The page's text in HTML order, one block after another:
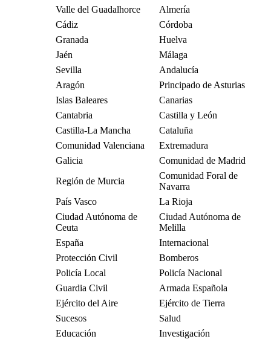
Valle del Guadalhorce
Almería
Cádiz
Córdoba
Granada
Huelva
Jaén
Málaga
Sevilla
Andalucía
Aragón
Principado de Asturias
Islas Baleares
Canarias
Cantabria
Castilla y León
Castilla-La Mancha
Cataluña
Comunidad Valenciana
Extremadura
Galicia
Comunidad de Madrid
Región de Murcia
Comunidad Foral de
Navarra
País Vasco
La Rioja
Ciudad Autónoma de
Ceuta
Ciudad Autónoma de
Melilla
España
Internacional
Protección Civil
Bomberos
Policía Local
Policía Nacional
Guardia Civil
Armada Española
Ejército del Aire
Ejército de Tierra
Sucesos
Salud
Educación
Investigación